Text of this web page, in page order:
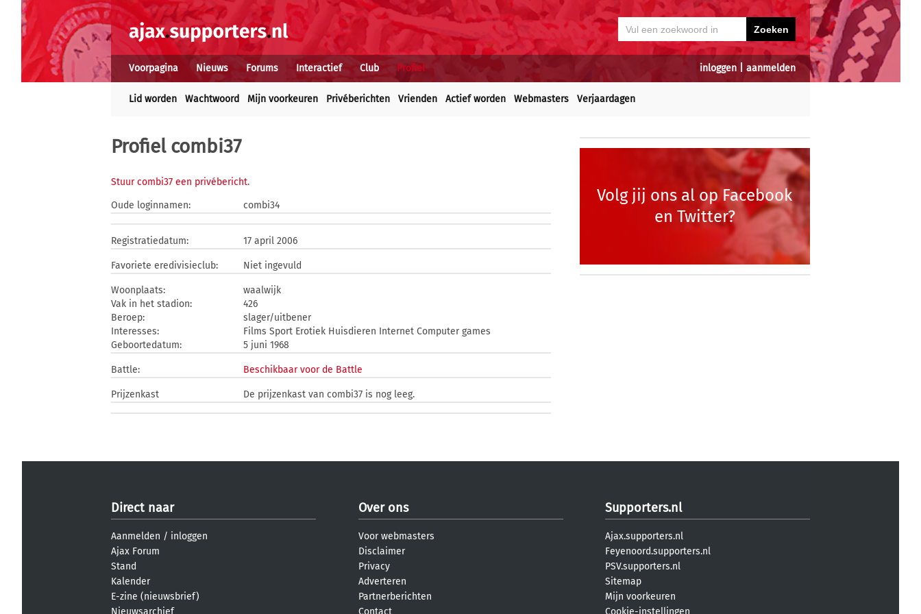
inloggen aanmelden
Voorpagina Nieuws Forums Interactief Club Profiel
Lid worden Wachtwoord Mijn voorkeuren Privéberichten Vrienden Actief worden Webmasters Verjaardagen
Profiel combi37
Stuur combi37 een privébericht.
Oude loginnamen:
combi34
Registratiedatum: 17 april 2006
Favoriete eredivisieclub: Niet ingevuld
Woonplaats:
waalwijk
Vak in het stadion:
426
Beroep:
slager/uitbener
Interesses:
Films Sport Erotiek Huisdieren Internet Computer games
Geboortedatum:
5 juni 1968
Battle: Beschikbaar voor de Battle
Prijzenkast De prijzenkast van combi37 is nog leeg.
Volg jij ons al op Facebook
en Twitter?
Direct naar
Aanmelden / inloggen
Ajax Forum
Stand
Kalender
E-zine (nieuwsbrief)
Nieuwsarchief
Over ons
Voor webmasters
Disclaimer
Privacy
Adverteren
Partnerberichten
Contact
Supporters.nl
Ajax.supporters.nl
Feyenoord.supporters.nl
PSV.supporters.nl
Sitemap
Mijn voorkeuren
Cookie-instellingen